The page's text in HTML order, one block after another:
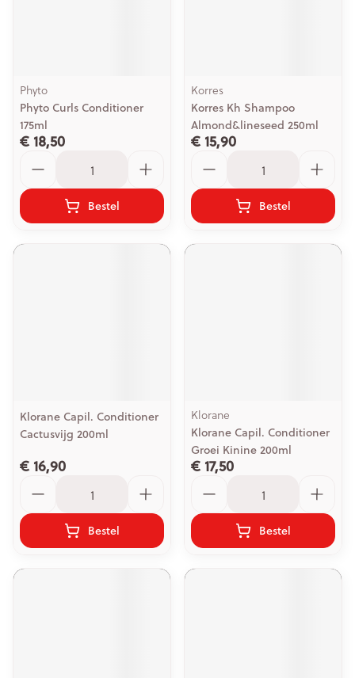
Phyto
Phyto Curls Conditioner
175ml
€ 18,50
Bestel
Korres
Korres Kh Shampoo
Almond&lineseed 250ml
€ 15,90
Bestel
Klorane Capil. Conditioner
Cactusvijg 200ml
€ 16,90
Bestel
Klorane
Klorane Capil. Conditioner
Groei Kinine 200ml
€ 17,50
Bestel